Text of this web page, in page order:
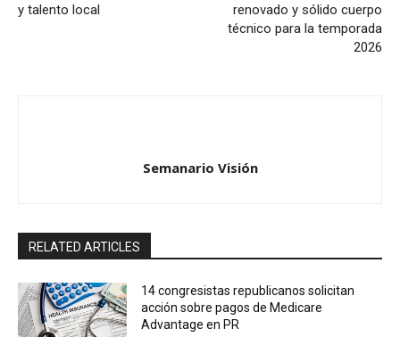
y talento local
renovado y sólido cuerpo
técnico para la temporada
2026
Semanario Visión
RELATED ARTICLES
14 congresistas republicanos solicitan
acción sobre pagos de Medicare
Advantage en PR